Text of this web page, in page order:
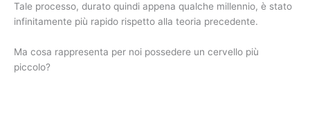
Tale processo, durato quindi appena qualche millennio, è stato
infinitamente più rapido rispetto alla teoria precedente.
Ma cosa rappresenta per noi possedere un cervello più
piccolo?